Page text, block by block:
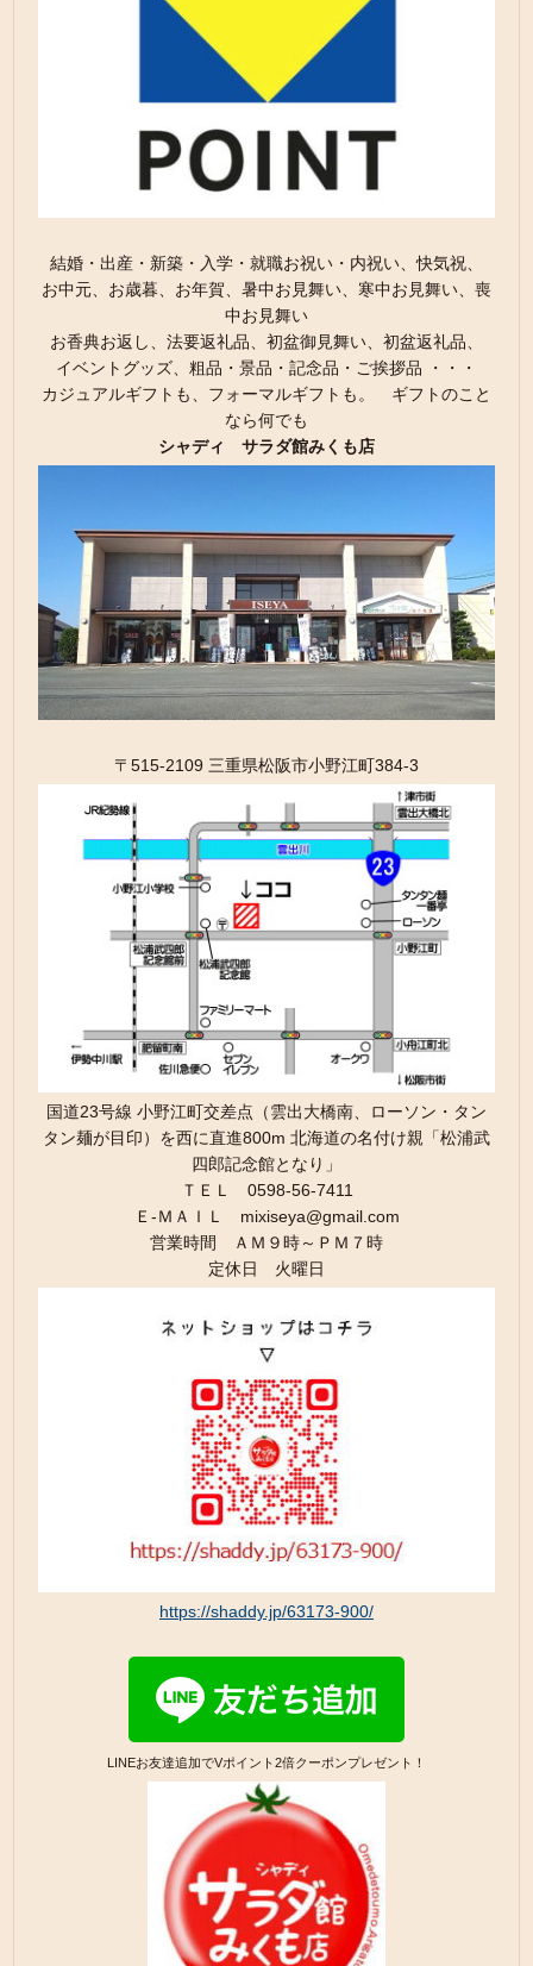
結婚・出産・新築・入学・就職お祝い・内祝い、快気祝、
お中元、お歳暮、お年賀、暑中お見舞い、寒中お見舞い、喪
中お見舞い
お香典お返し、法要返礼品、初盆御見舞い、初盆返礼品、
イベントグッズ、粗品・景品・記念品・ご挨拶品 ・・・
カジュアルギフトも、フォーマルギフトも。 ギフトのこと
なら何でも
シャディ サラダ館みくも店
〒515-2109 三重県松阪市小野江町384-3
国道23号線 小野江町交差点（雲出大橋南、ローソン・タン
タン麺が目印）を西に直進800m 北海道の名付け親「松浦武
四郎記念館となり」
ＴＥＬ 0598-56-7411
Ｅ-ＭＡＩＬ mixiseya@gmail.com
営業時間 ＡＭ９時～ＰＭ７時
定休日 火曜日
https://shaddy.jp/63173-900/
LINEお友達追加でVポイント2倍クーポンプレゼント！